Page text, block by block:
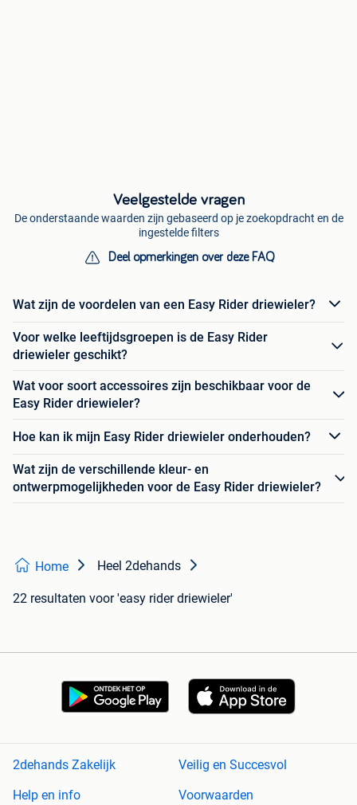
Veelgestelde vragen
De onderstaande waarden zijn gebaseerd op je zoekopdracht en de
ingestelde filters
Deel opmerkingen over deze FAQ
Wat zijn de voordelen van een Easy Rider driewieler?
Voor welke leeftijdsgroepen is de Easy Rider
driewieler geschikt?
Wat voor soort accessoires zijn beschikbaar voor de
Easy Rider driewieler?
Hoe kan ik mijn Easy Rider driewieler onderhouden?
Wat zijn de verschillende kleur- en
ontwerpmogelijkheden voor de Easy Rider driewieler?
Home Heel 2dehands
22 resultaten voor 'easy rider driewieler'
2dehands Zakelijk
Veilig en Succesvol
Help en info
Voorwaarden